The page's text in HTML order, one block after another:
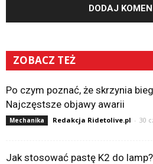
ZOBACZ TEŻ
Po czym poznać, że skrzynia
Najczęstsze objawy awarii
Mechanika Redakcja Ridetolive.pl - 30
Jak stosować pastę K2 do lamp?